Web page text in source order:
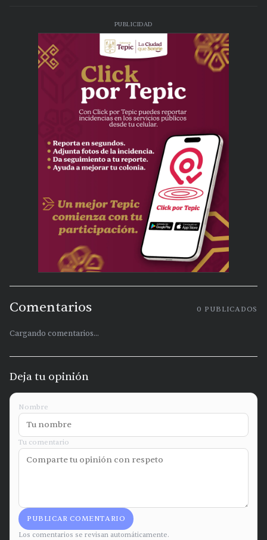
PUBLICIDAD
Comentarios 0 PUBLICADOS
Cargando comentarios...
Deja tu opinión
Nombre
Tu comentario
PUBLICAR COMENTARIO
Los comentarios se revisan automáticamente.